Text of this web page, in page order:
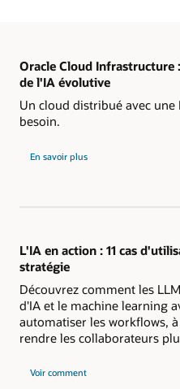
Oracle Cloud Infrastructure
de l'IA évolutive
Un cloud distribué avec
besoin.
En savoir plus
L'IA en action : 11 cas
stratégie
Découvrez comment les
d'IA et le machine learning
automatiser les workflows,
rendre les collaborateurs
Voir comment